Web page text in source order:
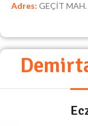
Adres: GEÇİT